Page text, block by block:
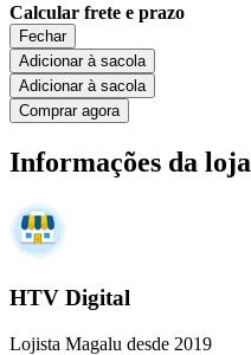
Calcular frete e prazo
Fechar
Adicionar à sacola
Adicionar à sacola
Comprar agora
Informações da loja
HTV Digital
Lojista Magalu desde 2019